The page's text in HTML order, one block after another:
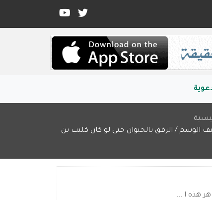
الوسم / الرفق بالحيوان حتى لو كان كليب بن
هذه ا ...